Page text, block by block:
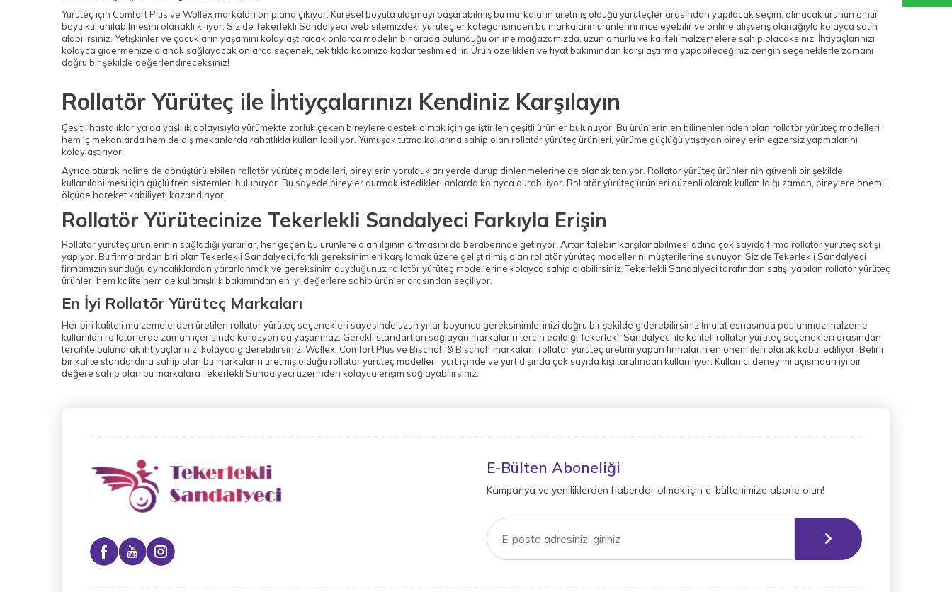
Yürüteç için Comfort Plus ve Wollex markaları ön plana çıkıyor. Küresel boyuta ulaşmayı başarabilmiş bu markaların üretmiş olduğu yürüteçler arasından yapılacak seçim, alınacak ürünün ömür
boyu kullanılabilmesini olanaklı kılıyor. Siz de Tekerlekli Sandalyeci web sitemizdeki yürüteçler kategorisinden bu markaların ürünlerini inceleyebilir ve online alışveriş olanağıyla kolayca satın
alabilirsiniz. Yetişkinler ve çocukların yaşamını kolaylaştıracak onlarca modelin bir arada bulunduğu online mağazamızda, uzun ömürlü ve kaliteli malzemelere sahip olacaksınız. İhtiyaçlarınızı
kolayca gidermenize olanak sağlayacak onlarca seçenek, tek tıkla kapınıza kadar teslim edilir. Ürün özellikleri ve fiyat bakımından karşılaştırma yapabileceğiniz zengin seçeneklerle zamanı
doğru bir şekilde değerlendireceksiniz!
Rollatör Yürüteç ile İhtiyçalarınızı Kendiniz Karşılayın
Çeşitli hastalıklar ya da yaşlılık dolayısıyla yürümekte zorluk çeken bireylere destek olmak için geliştirilen çeşitli ürünler bulunuyor. Bu ürünlerin en bilinenlerinden olan rollatör yürüteç modelleri
hem iç mekanlarda hem de dış mekanlarda rahatlıkla kullanılabiliyor. Yumuşak tutma kollarına sahip olan rollatör yürüteç ürünleri, yürüme güçlüğü yaşayan bireylerin egzersiz yapmalarını
kolaylaştırıyor.
Ayrıca oturak haline de dönüştürülebilen rollatör yürüteç modelleri, bireylerin yoruldukları yerde durup dinlenmelerine de olanak tanıyor. Rollatör yürüteç ürünlerinin güvenli bir şekilde
kullanılabilmesi için güçlü fren sistemleri bulunuyor. Bu sayede bireyler durmak istedikleri anlarda kolayca durabiliyor. Rollatör yürüteç ürünleri düzenli olarak kullanıldığı zaman, bireylere önemli
ölçüde hareket kabiliyeti kazandırıyor.
Rollatör Yürütecinize Tekerlekli Sandalyeci Farkıyla Erişin
Rollatör yürüteç ürünlerinin sağladığı yararlar, her geçen bu ürünlere olan ilginin artmasını da beraberinde getiriyor. Artan talebin karşılanabilmesi adına çok sayıda firma rollatör yürüteç satışı
yapıyor. Bu firmalardan biri olan Tekerlekli Sandalyeci, farklı gereksinimleri karşılamak üzere geliştirilmiş olan rollatör yürüteç modellerini müşterilerine sunuyor. Siz de Tekerlekli Sandalyeci
firmamızın sunduğu ayrıcalıklardan yararlanmak ve gereksinim duyduğunuz rollatör yürüteç modellerine kolayca sahip olabilirsiniz. Tekerlekli Sandalyeci tarafından satışı yapılan rollatör yürüteç
ürünleri hem kalite hem de kullanışlılık bakımından en iyi değerlere sahip ürünler arasından seçiliyor.
En İyi Rollatör Yürüteç Markaları
Her biri kaliteli malzemelerden üretilen rollatör yürüteç seçenekleri sayesinde uzun yıllar boyunca gereksinimlerinizi doğru bir şekilde giderebilirsiniz İmalat esnasında paslanmaz malzeme
kullanılan rollatörlerde zaman içerisinde korozyon da yaşanmaz. Gerekli standartları sağlayan markaların tercih edildiği Tekerlekli Sandalyeci ile kaliteli rollatör yürüteç seçenekleri arasından
tercihte bulunarak ihtiyaçlarınızı kolayca giderebilirsiniz. Wollex, Comfort Plus ve Bischoff & Bischoff markaları, rollatör yürüteç üretimi yapan firmaların en önemlileri olarak kabul ediliyor. Belirli
bir kalite standardına sahip olan bu markaların üretmiş olduğu rollatör yürüteç modelleri, yurt içinde ve yurt dışında çok sayıda kişi tarafından kullanılıyor. Kullanıcı deneyimi açısından iyi bir
değere sahip olan bu markalara Tekerlekli Sandalyeci üzerinden kolayca erişim sağlayabilirsiniz.
E-Bülten Aboneliği
Kampanya ve yeniliklerden haberdar olmak için e-bültenimize abone olun!